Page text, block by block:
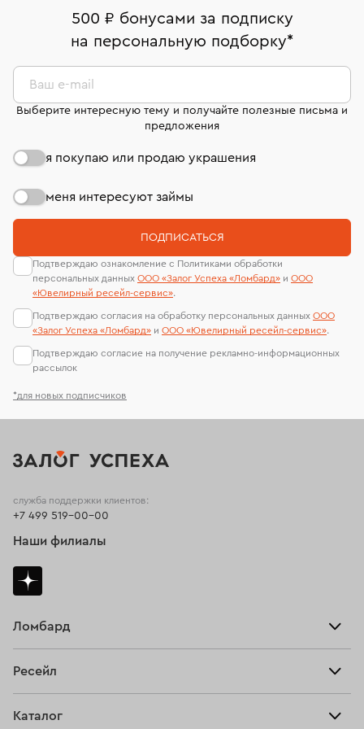
комиссионных украшений и часов смотрите на
странице«Возврат украшений»
Москва, ул. Грузинский Вал, д. 28/45
Срок бронирования украшения при самовывозе из
Оплата наличными или картой
Система быстрых платежей (по QR-коду)
В кредит от Т-Банка (до 50 000 руб., на 3–6 мес.)
номер (УИН)
На особо ценные изделия получены
сертификаты МГУ и других геммологических
лабораторий
500 ₽ бонусами за подписку
на персональную подборку*
*для новых подписчиков
Ваш e-mail
Выберите интересную тему и получайте полезные письма и
предложения
я покупаю или продаю украшения
меня интересуют займы
ПОДПИСАТЬСЯ
Подтверждаю ознакомление с Политиками обработки
персональных данных ООО «Залог Успеха «Ломбард» и ООО
«Ювелирный ресейл-сервиc».
Подтверждаю согласия на обработку персональных данных ООО
«Залог Успеха «Ломбард» и ООО «Ювелирный ресейл-сервиc».
Подтверждаю согласие на получение рекламно-информационных
рассылок
Ломбард
Тарифы
Ресейл
Каталог
служба поддержки клиентов:
+7 499 519-00-00
Наши филиалы